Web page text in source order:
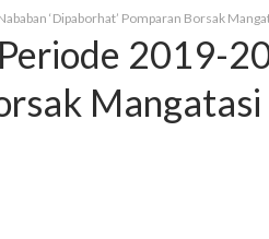
‘Dipaborhat’ Pomparan Borsak
2019-
Mangatasi